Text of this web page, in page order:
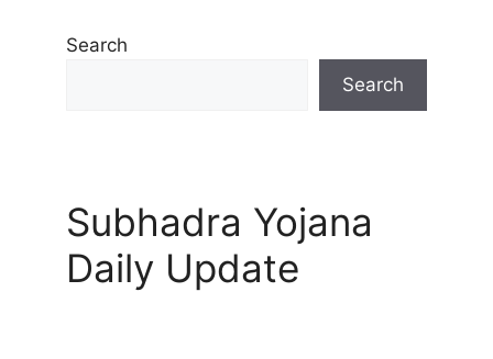
Search
Search
Subhadra Yojana
Daily Update